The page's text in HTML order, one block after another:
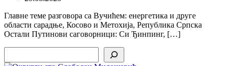
Главне теме разговора са Вучићем: енергетика и друге
области сарадње, Косово и Метохија, Република Српска
Остали Путинови саговорници: Си Ђинпинг, […]